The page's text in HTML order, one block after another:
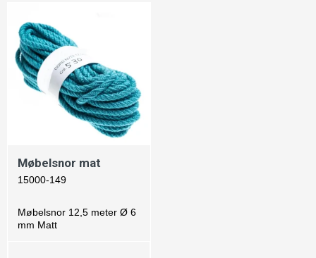
Møbelsnor mat
15000-149
Møbelsnor 12,5 meter Ø 6
mm Matt